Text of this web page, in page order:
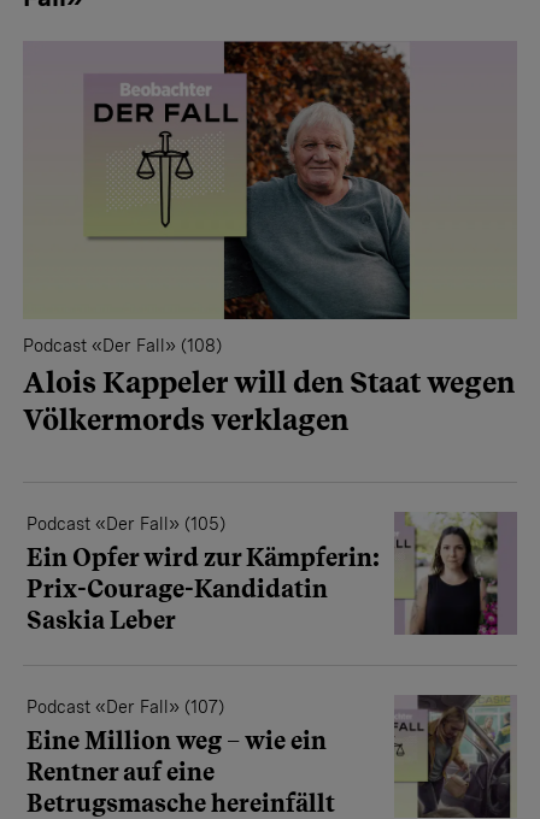
Podcast «Der Fall» (108)
Alois Kappeler will den Staat wegen
Völkermords verklagen
Podcast «Der Fall» (105)
Ein Opfer wird zur Kämpferin:
Prix-Courage-Kandidatin
Saskia Leber
Podcast «Der Fall» (107)
Eine Million weg – wie ein
Rentner auf eine
Betrugsmasche hereinfällt